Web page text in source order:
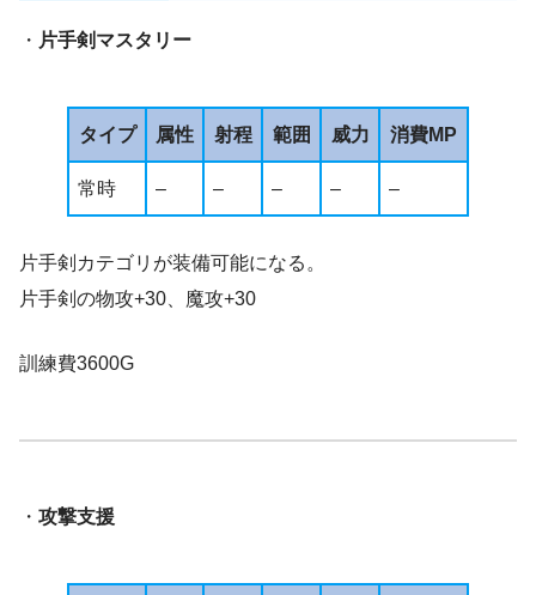
・ 片手剣マスタリー
タイプ 属性 射程 範囲 威力 消費MP
常時 – – – – –
片手剣カテゴリが装備可能になる。
片手剣の物攻+30、魔攻+30
訓練費3600G
・ 攻撃支援